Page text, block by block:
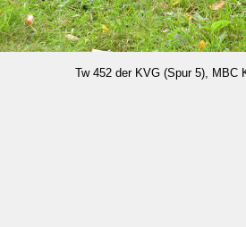
Tw 452 der KVG (Spur 5), MBC